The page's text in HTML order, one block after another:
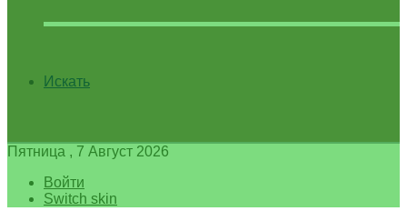
Искать
Пятница , 7 Август 2026
Войти
Switch skin